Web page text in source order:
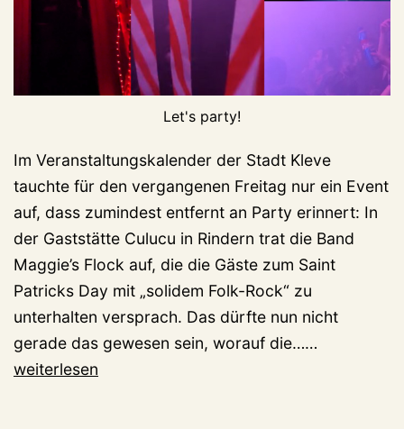
Let's party!
Im Veranstaltungskalender der Stadt Kleve
tauchte für den vergangenen Freitag nur ein Event
auf, dass zumindest entfernt an Party erinnert: In
der Gaststätte Culucu in Rindern trat die Band
Maggie’s Flock auf, die die Gäste zum Saint
Patricks Day mit „solidem Folk-Rock“ zu
unterhalten versprach. Das dürfte nun nicht
gerade das gewesen sein, worauf die……
weiterlesen